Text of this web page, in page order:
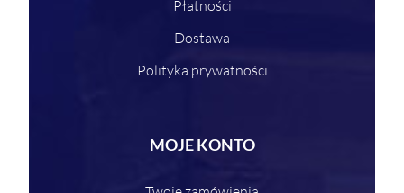
Płatności
Dostawa
Polityka prywatności
MOJE KONTO